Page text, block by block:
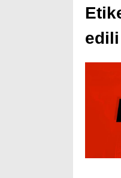
edili